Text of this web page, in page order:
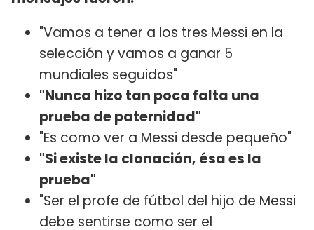
"Vamos a tener a los tres Messi en la
selección y vamos a ganar 5
mundiales seguidos"
"Nunca hizo tan poca falta una
prueba de paternidad"
"Es como ver a Messi desde pequeño"
"Si existe la clonación, ésa es la
prueba"
"Ser el profe de fútbol del hijo de Messi
debe sentirse como ser el